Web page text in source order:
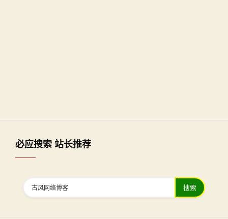
必应搜索 站长推荐
搜索